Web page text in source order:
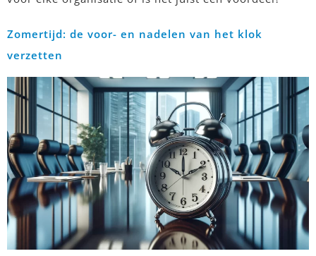
Zomertijd: de voor- en nadelen van het klok
verzetten